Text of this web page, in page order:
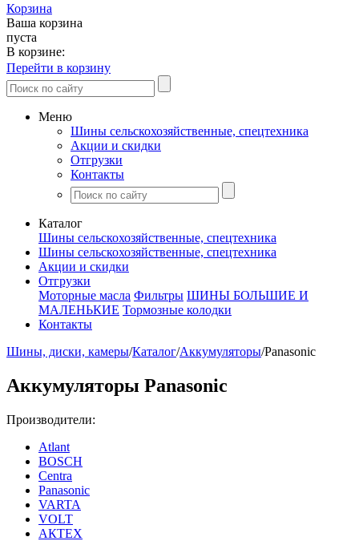
Корзина
Ваша корзина
пуста
В корзине:
Перейти в корзину
Меню
Шины сельскохозяйственные, спецтехника
Акции и скидки
Отгрузки
Контакты
Каталог
Шины сельскохозяйственные, спецтехника
Шины сельскохозяйственные, спецтехника
Акции и скидки
Отгрузки
Моторные масла Фильтры ШИНЫ БОЛЬШИЕ И
МАЛЕНЬКИЕ Тормозные колодки
Контакты
Шины, диски, камеры/Каталог/Аккумуляторы/Panasonic
Аккумуляторы Panasonic
Производители:
Atlant
BOSCH
Centra
Panasonic
VARTA
VOLT
АКТЕХ